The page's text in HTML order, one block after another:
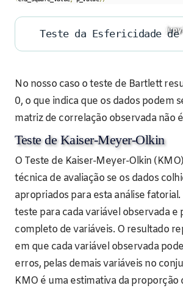
Teste da Esfericidade
No nosso caso o teste de Bartlett
0, o que indica que os dados podem
matriz de correlação observada não
Teste de Kaiser-Meyer-Olkin
O Teste de Kaiser-Meyer-Olkin
técnica de avaliação se os dados
apropriados para esta análise fatorial.
teste para cada variável observada e
completo de variáveis. O resultado
em que cada variável observada
erros, pelas demais variáveis no
KMO é uma estimativa da proporção